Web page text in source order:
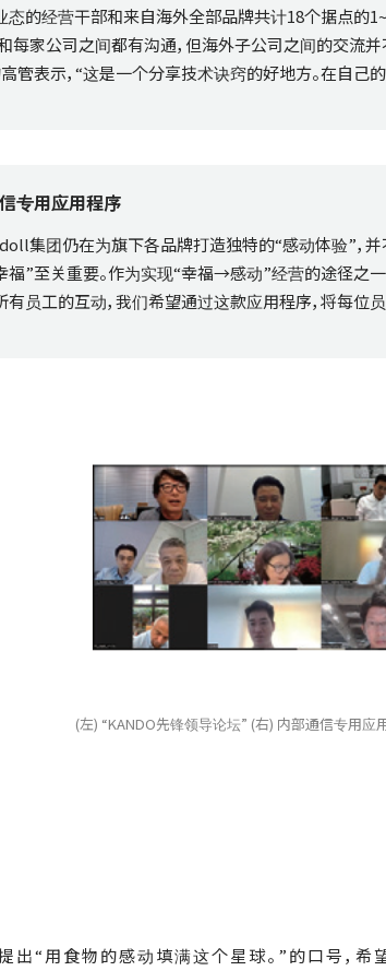
态的经营干部和来自海外全部品牌共计18个据点的
每家公司之间都有沟通，但海外子公司之间的交流
管表示，“这是一个分享技术诀窍的好地方。在自己
专用应用程序
集团仍在为旗下各品牌打造独特的“感动体验”，
福”至关重要。作为实现“幸福→感动”经营的途径之
有员工的互动，我们希望通过这款应用程序，将每
(左) “KANDO先锋领导论坛” (右) 内部通信专用应
“用食物的感动填满这个星球。”的口号，